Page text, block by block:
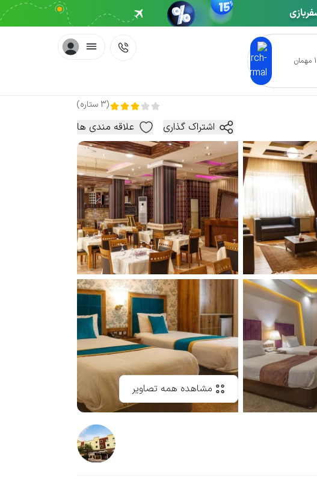
1 مهمان
(
3 ستاره)
اشتراک گذاری علاقه مندی ها
مشاهده همه تصاویر